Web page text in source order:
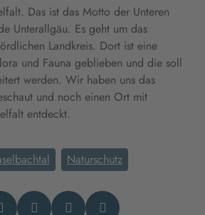
Das ist das Motto der Unteren
Unterallgäu. Es geht um das
Landkreis. Dort ist eine
und Fauna geblieben und die soll
werden. Wir haben uns das
und noch einen Ort mit
entdeckt.
Naturschutz